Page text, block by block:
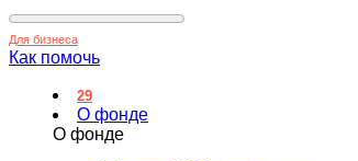
Для бизнеса
Как помочь
29
О фонде
О фонде